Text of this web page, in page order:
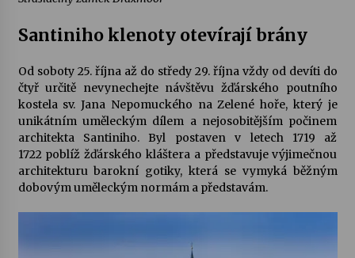
Santiniho klenoty otevírají brány
Od soboty 25. října až do středy 29. října vždy od devíti do
čtyř určitě nevynechejte návštěvu žďárského poutního
kostela sv. Jana Nepomuckého na Zelené hoře, který je
unikátním uměleckým dílem a nejosobitějším počinem
architekta Santiniho. Byl postaven v letech 1719 až
1722 poblíž žďárského kláštera a představuje výjimečnou
architekturu barokní gotiky, která se vymyká běžným
dobovým uměleckým normám a představám.